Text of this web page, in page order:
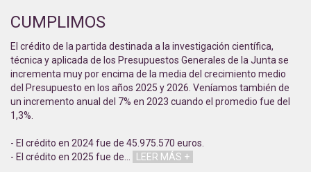
CUMPLIMOS
El crédito de la partida destinada a la investigación científica,
técnica y aplicada de los Presupuestos Generales de la Junta se
incrementa muy por encima de la media del crecimiento medio
del Presupuesto en los años 2025 y 2026. Veníamos también de
un incremento anual del 7% en 2023 cuando el promedio fue del
1,3%.
- El crédito en 2024 fue de 45.975.570 euros.
- El crédito en 2025 fue de… LEER MÁS +